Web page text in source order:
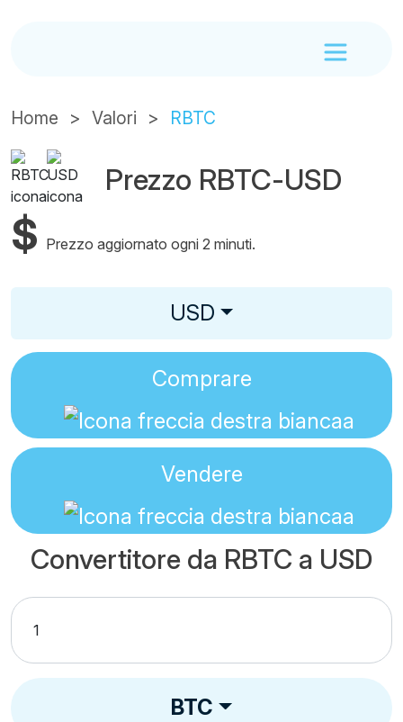
Home Valori RBTC
Prezzo RBTC-USD
$ Prezzo aggiornato ogni 2 minuti.
USD
Comprare
Vendere
Convertitore da RBTC a USD
BTC